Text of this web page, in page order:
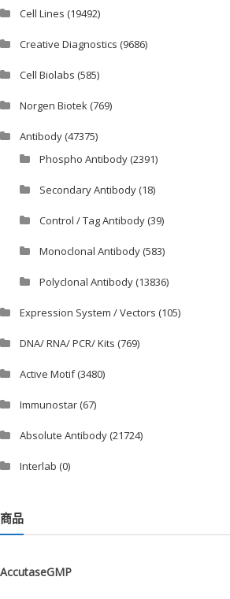
Cell Lines (19492)
Creative Diagnostics (9686)
Cell Biolabs (585)
Norgen Biotek(769)
Antibody(47375)
Phospho Antibody(2391)
Secondary Antibody(18)
Control / Tag Antibody(39)
Monoclonal Antibody(583)
Polyclonal Antibody(13836)
Expression System / Vectors (105)
DNA/ RNA/ PCR/ Kits (769)
Active Motif(3480)
Immunostar(67)
Absolute Antibody(21724)
Interlab (0)
商品
AccutaseGMP